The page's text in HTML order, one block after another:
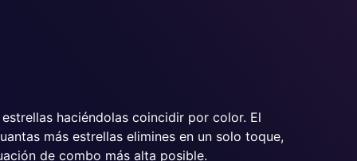
haciéndolas coincidir por color. El
más estrellas elimines en un solo toque,
de combo más alta posible.